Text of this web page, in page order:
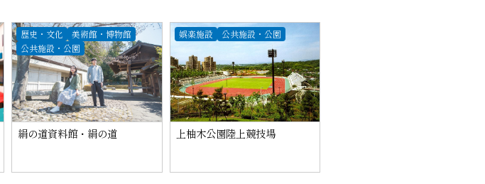
歴史・文化
美術館・博物館
公共施設・公園
絹の道資料館・絹の道
娯楽施設 公共施設・公園
上柚木公園陸上競技場